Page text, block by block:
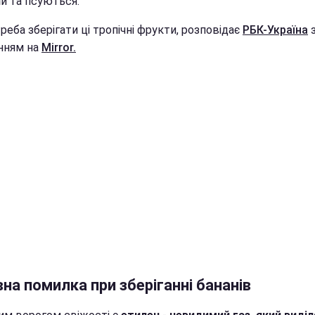
зберігати ці тропічні фрукти, розповідає РБК-Україна
на Mirror.
помилка при зберіганні бананів